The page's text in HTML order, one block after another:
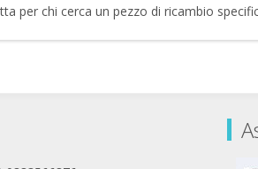
per chi cerca un pezzo di ricambio